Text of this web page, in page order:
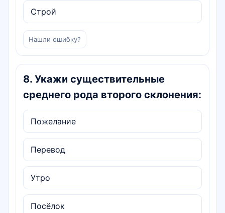
Строй
Нашли ошибку?
8. Укажи существительные
среднего рода второго склонения:
Пожелание
Перевод
Утро
Посёлок